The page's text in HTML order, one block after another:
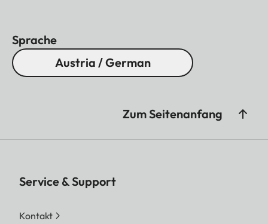
Sprache
Austria / German
Zum Seitenanfang
Service & Support
Kontakt